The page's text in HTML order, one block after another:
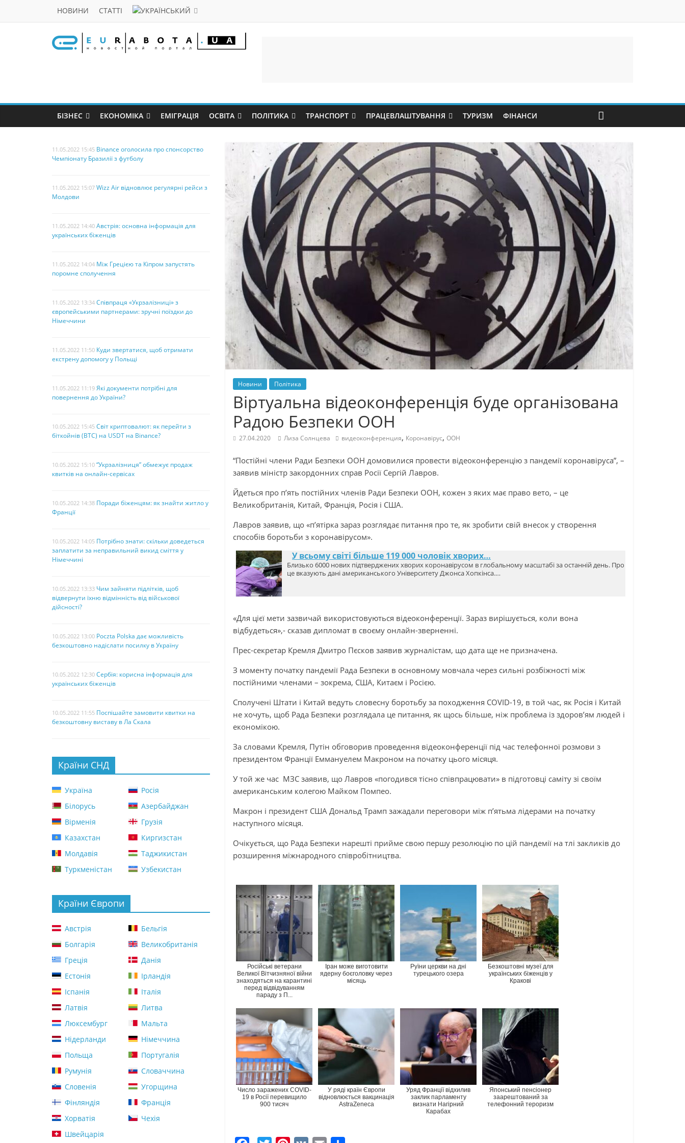
НОВИНИ СТАТТІ
БІЗНЕС ЕКОНОМІКА ЕМІГРАЦІЯ ОСВІТА ПОЛІТИКА ТРАНСПОРТ ПРАЦЕВЛАШТУВАННЯ ТУРИЗМ ФІНАНСИ
Новини Політика
Віртуальна відеоконференція буде організована
Радою Безпеки ООН
27.04.2020 Лиза Солнцева видеоконференция, Коронавірус, ООН
“Постійні члени Ради Безпеки ООН домовилися провести відеоконференцію з пандемії коронавіруса”, –
заявив міністр закордонних справ Росії Сергій Лавров.
Йдеться про п’ять постійних членів Ради Безпеки ООН, кожен з яких має право вето, – це
Великобританія, Китай, Франція, Росія і США.
Лавров заявив, що «п’ятірка зараз розглядає питання про те, як зробити свій внесок у створення
способів боротьби з коронавірусом».
У всьому світі більше 119 000 чоловік хворих…
Близько 6000 нових підтверджених хворих коронавірусом в глобальному масштабі за останній день. Про
це вказують дані американського Університету Джонса Хопкінса.…
«Для цієї мети зазвичай використовуються відеоконференції. Зараз вирішується, коли вона
відбудеться»,- сказав дипломат в своєму онлайн-зверненні.
Прес-секретар Кремля Дмитро Пєсков заявив журналістам, що дата ще не призначена.
З моменту початку пандемії Рада Безпеки в основному мовчала через сильні розбіжності між
постійними членами – зокрема, США, Китаєм і Росією.
Сполучені Штати і Китай ведуть словесну боротьбу за походження COVID-19, в той час, як Росія і Китай
не хочуть, щоб Рада Безпеки розглядала це питання, як щось більше, ніж проблема із здоров’ям людей і
економікою.
За словами Кремля, Путін обговорив проведення відеоконференції під час телефонної розмови з
президентом Франції Еммануелем Макроном на початку цього місяця.
У той же час МЗС заявив, що Лавров «погодився тісно співпрацювати» в підготовці саміту зі своїм
американським колегою Майком Помпео.
Макрон і президент США Дональд Трамп зажадали переговори між п’ятьма лідерами на початку
наступного місяця.
Очікується, що Рада Безпеки нарешті прийме свою першу резолюцію по цій пандемії на тлі закликів до
розширення міжнародного співробітництва.
Російські ветерани
Великої Вітчизняної війни
знаходяться на карантині
перед відвідуванням
параду з П...
Іран може виготовити
ядерну боєголовку через
місяць
Руїни церкви на дні
турецького озера
Безкоштовні музеї для
українських біженців у
Кракові
Число заражених COVID-
19 в Росії перевищило
900 тисяч
У ряді країн Європи
відновлюється вакцинація
AstraZeneca
Уряд Франції відхилив
заклик парламенту
визнати Нагірний
Карабах
Японський пенсіонер
заарештований за
телефонний тероризм
11.05.2022 15:45 Binance оголосила про спонсорство
Чемпіонату Бразилії з футболу
11.05.2022 15:07 Wizz Air відновлює регулярні рейси з
Молдови
11.05.2022 14:40 Австрія: основна інформація для
українських біженців
11.05.2022 14:04 Між Грецією та Кіпром запустять
поромне сполучення
11.05.2022 13:34 Співпраця «Укрзалізниці» з
європейськими партнерами: зручні поїздки до
Німеччини
11.05.2022 11:50 Куди звертатися, щоб отримати
екстрену допомогу у Польщі
11.05.2022 11:19 Які документи потрібні для
повернення до України?
10.05.2022 15:45 Світ криптовалют: як перейти з
біткойнів (BTC) на USDT на Binance?
10.05.2022 15:10 “Укрзалізниця” обмежує продаж
квитків на онлайн-сервісах
10.05.2022 14:38 Поради біженцям: як знайти житло у
Франції
10.05.2022 14:05 Потрібно знати: скільки доведеться
заплатити за неправильний викид сміття у
Німеччині
10.05.2022 13:33 Чим зайняти підлітків, щоб
відвернути їхню відмінність від військової
дійсності?
10.05.2022 13:00 Poczta Polska дає можливість
безкоштовно надіслати посилку в Україну
10.05.2022 12:30 Сербія: корисна інформація для
українських біженців
10.05.2022 11:55 Поспішайте замовити квитки на
безкоштовну виставу в Ла Скала
Країни СНД
Україна
Росія
Білорусь
Азербайджан
Вірменія
Грузія
Казахстан
Киргизстан
Молдавія
Таджикистан
Туркменістан
Узбекистан
Країни Європи
Австрія
Бельгія
Болгарія
Великобританія
Греція
Данія
Естонія
Ірландія
Іспанія
Італія
Латвія
Литва
Люксембург
Мальта
Нідерланди
Німеччина
Польща
Португалія
Румунія
Словаччина
Словенія
Угорщина
Фінляндія
Франція
Хорватія
Чехія
Швейцарія